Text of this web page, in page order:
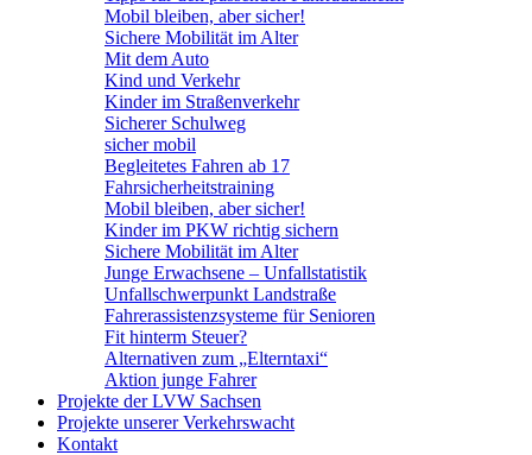
Mobil bleiben, aber sicher!
Sichere Mobilität im Alter
Mit dem Auto
Kind und Verkehr
Kinder im Straßenverkehr
Sicherer Schulweg
sicher mobil
Begleitetes Fahren ab 17
Fahrsicherheitstraining
Mobil bleiben, aber sicher!
Kinder im PKW richtig sichern
Sichere Mobilität im Alter
Junge Erwachsene – Unfallstatistik
Unfallschwerpunkt Landstraße
Fahrerassistenzsysteme für Senioren
Fit hinterm Steuer?
Alternativen zum „Elterntaxi“
Aktion junge Fahrer
Projekte der LVW Sachsen
Projekte unserer Verkehrswacht
Kontakt